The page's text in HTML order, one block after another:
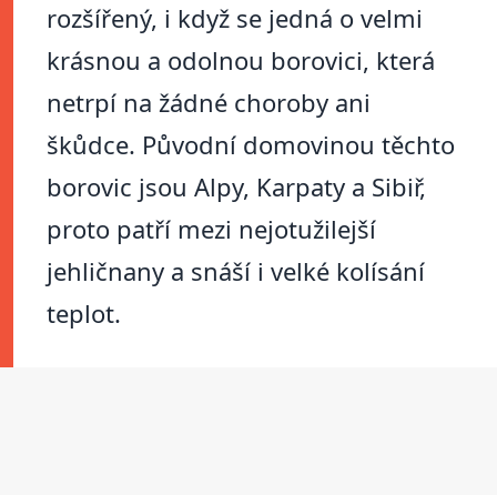
rozšířený, i když se jedná o velmi
krásnou a odolnou borovici, která
netrpí na žádné choroby ani
škůdce. Původní domovinou těchto
borovic jsou Alpy, Karpaty a Sibiř,
proto patří mezi nejotužilejší
jehličnany a snáší i velké kolísání
teplot.